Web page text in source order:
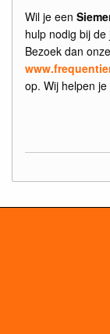
Wil je een
hulp nodig bij
Bezoek dan
op. Wij helpen